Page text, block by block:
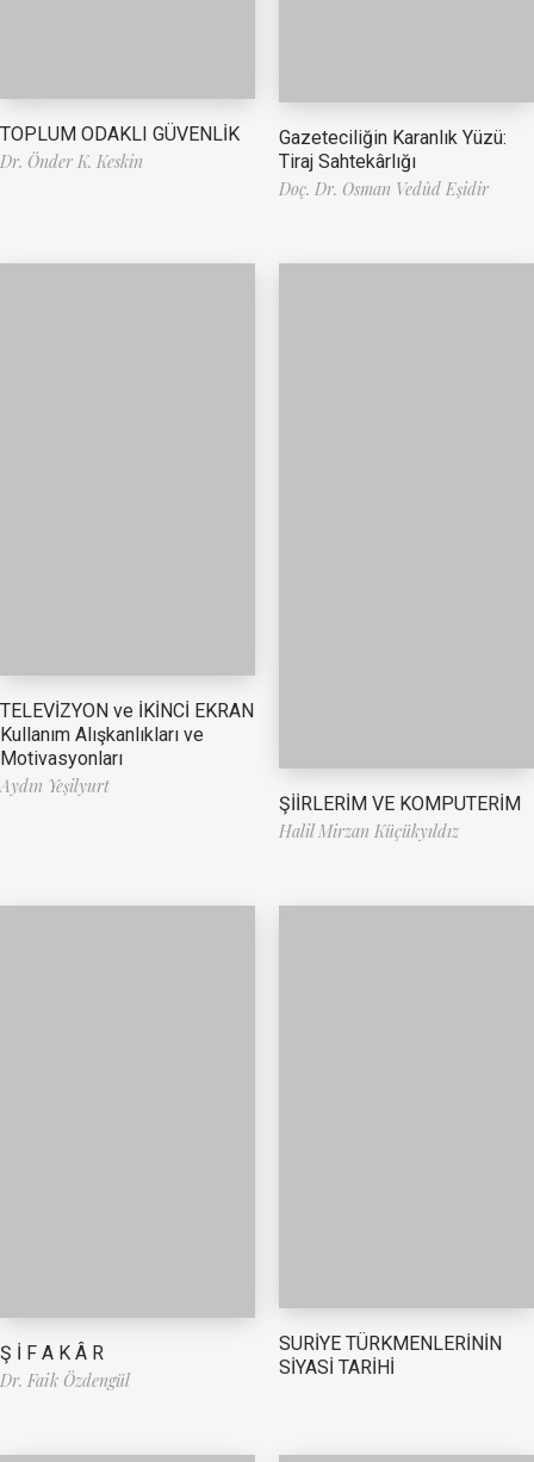
TOPLUM ODAKLI GÜVENLİK
Dr. Önder K. Keskin
Gazeteciliğin Karanlık Yüzü:
Tiraj Sahtekârlığı
Doç. Dr. Osman Vedûd Eşidir
TELEVİZYON ve İKİNCİ EKRAN
Kullanım Alışkanlıkları ve
Motivasyonları
Aydın Yeşilyurt
ŞİİRLERİM VE KOMPUTERİM
Halil Mirzan Küçükyıldız
Ş İ F A K Â R
Dr. Faik Özdengül
SURİYE TÜRKMENLERİNİN
SİYASİ TARİHİ